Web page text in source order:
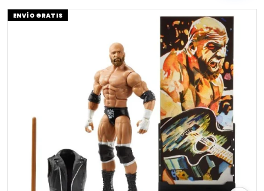
ENVÍO GRATIS